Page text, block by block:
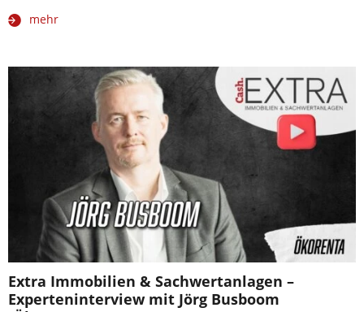
mehr
Extra Immobilien & Sachwertanlagen –
Experteninterview mit Jörg Busboom